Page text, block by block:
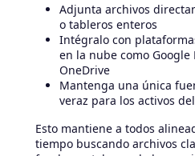
Adjunta archivos
o tableros enteros
Intégralo con
en la nube como Google
OneDrive
Mantenga una única
veraz para los activos
Esto mantiene a todos
tiempo buscando archivos